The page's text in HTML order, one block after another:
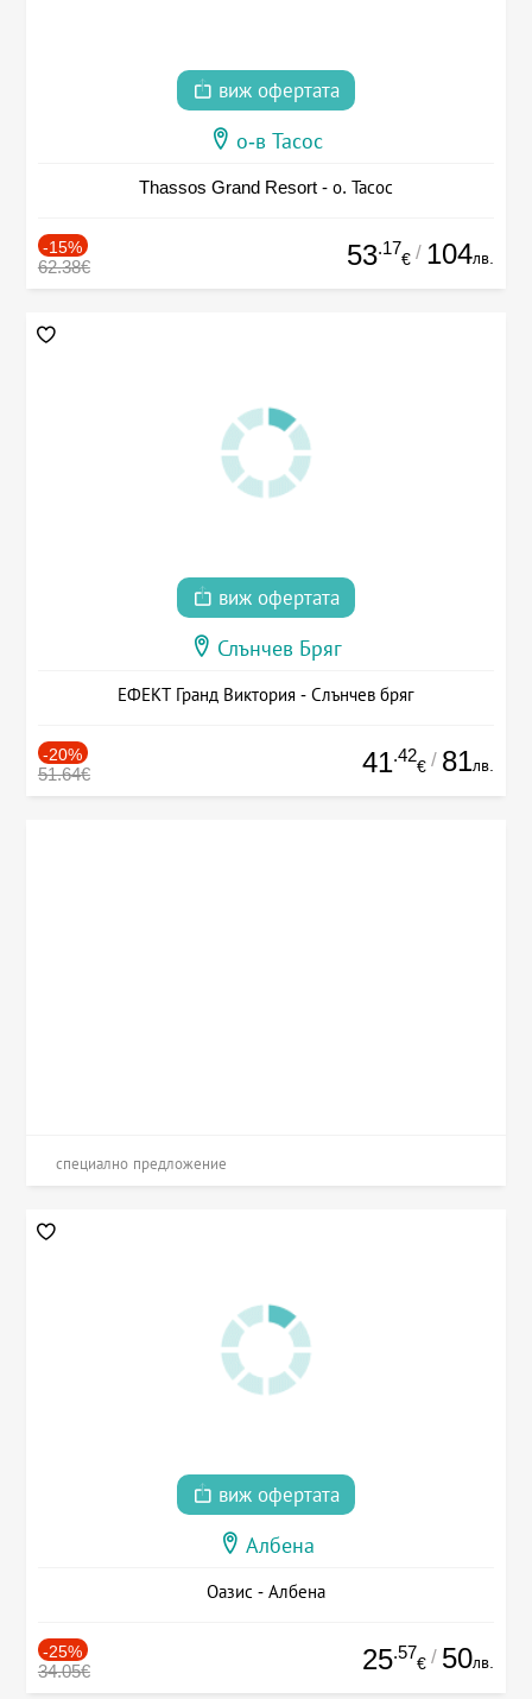
виж офертата
о-в Тасос
Thassos Grand Resort - о. Тасос
-15%
62.38€ 53.17
€ / 104лв.
виж офертата
Слънчев Бряг
ЕФЕКТ Гранд Виктория - Слънчев бряг
-20%
51.64€ 41.42
€ / 81лв.
специално предложение
виж офертата
Албена
Оазис - Албена
-25%
34.05€ 25.57
€ / 50лв.